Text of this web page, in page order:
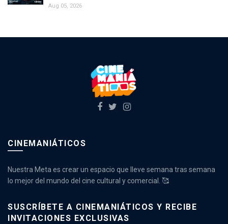
Aug 05, 2026
CINEMANIÁTICOS
Nuestra Meta es crear un espacio que lleve semana tras semana
lo mejor del mundo del cine cultural y comercial. 🥰
SUSCRÍBETE A CINEMANIÁTICOS Y RECIBE
INVITACIONES EXCLUSIVAS